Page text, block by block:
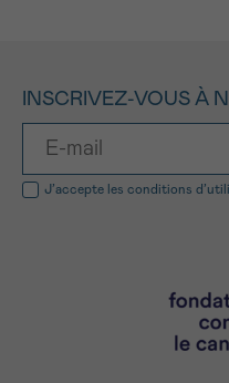
INSCRIVEZ-VOUS À
J’accepte les conditions